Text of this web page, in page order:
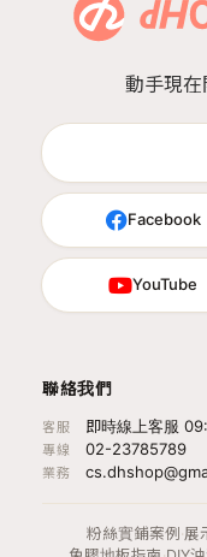
動手現
Facebook
YouTube
聯絡我們
客服 即時線上客服
專線 02-23785789
業務
粉絲實鋪案例 ·展